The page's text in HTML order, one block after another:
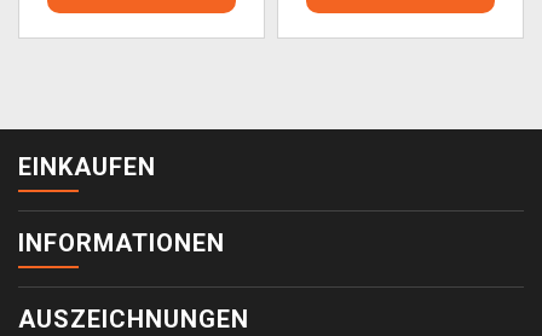
EINKAUFEN
INFORMATIONEN
AUSZEICHNUNGEN